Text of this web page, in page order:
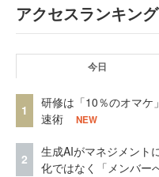
アクセスランキング
今日
1
研修は「10％のオマ
速術
NEW
2
生成AIがマネジメント
化ではなく「メンバー